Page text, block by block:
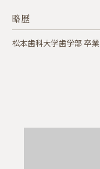
略歴
松本歯科大学歯学部 卒業